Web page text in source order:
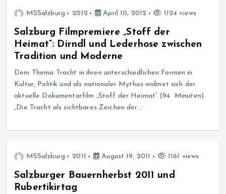
MSSalzburg 2012 April 10, 2012 1124 views
Salzburg Filmpremiere „Stoff der
Heimat“: Dirndl und Lederhose zwischen
Tradition und Moderne
Dem Thema Tracht in ihren unterschiedlichen Formen in
Kultur, Politik und als nationaler Mythos widmet sich der
aktuelle Dokumentarfilm „Stoff der Heimat“ (94 Minuten).
„Die Tracht als sichtbares Zeichen der…
MSSalzburg 2011 August 19, 2011 1161 views
Salzburger Bauernherbst 2011 und
Rubertikirtag